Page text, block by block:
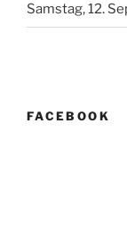
Samstag, 12.
FACEBOOK